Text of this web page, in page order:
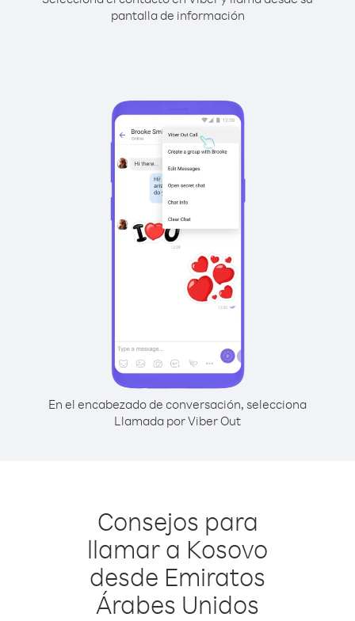
pantalla de información
En el encabezado de conversación, selecciona
Llamada por Viber Out
Consejos para
llamar a Kosovo
desde Emiratos
Árabes Unidos